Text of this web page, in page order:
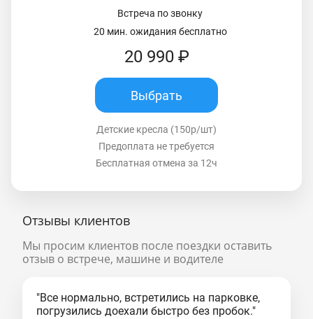
Встреча по звонку
20 мин. ожидания бесплатно
20 990 ₽
Выбрать
Детские кресла (150р/шт)
Предоплата не требуется
Бесплатная отмена за 12ч
Отзывы клиентов
Мы просим клиентов после поездки оставить
отзыв о встрече, машине и водителе
"Все нормально, встретились на парковке,
погрузились доехали быстро без пробок."